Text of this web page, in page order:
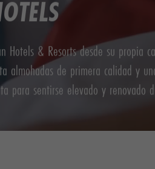
Hotels & Resorts desde su propia
almohadas de primera calidad y
para sentirse elevado y renovado